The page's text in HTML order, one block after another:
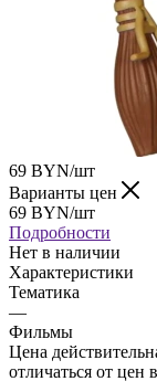
69 BYN/шт
Варианты цен
69 BYN/шт
Подробности
Нет в наличии
Характеристики
Тематика
—
Фильмы
Цена
отличаться от цен